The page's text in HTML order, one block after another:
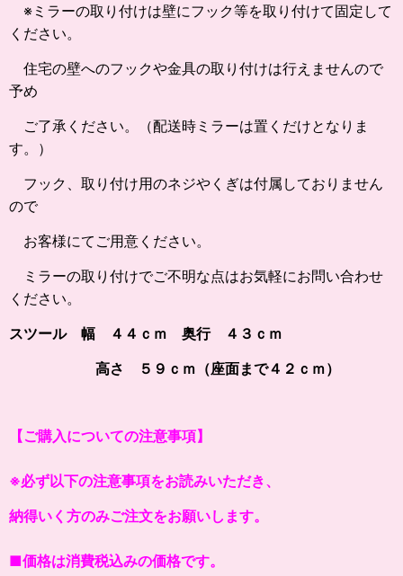
※ミラーの取り付けは壁にフック等を取り付けて固定して
ください。
住宅の壁へのフックや金具の取り付けは行えませんので
予め
ご了承ください。（配送時ミラーは置くだけとなりま
す。）
フック、取り付け用のネジやくぎは付属しておりません
ので
お客様にてご用意ください。
ミラーの取り付けでご不明な点はお気軽にお問い合わせ
ください。
スツール 幅 ４４ｃｍ 奥行 ４３ｃｍ
高さ ５９ｃｍ（座面まで４２ｃｍ）
【ご購入についての注意事項】
※必ず以下の注意事項をお読みいただき、
納得いく方のみご注文をお願いします。
■価格は消費税込みの価格です。